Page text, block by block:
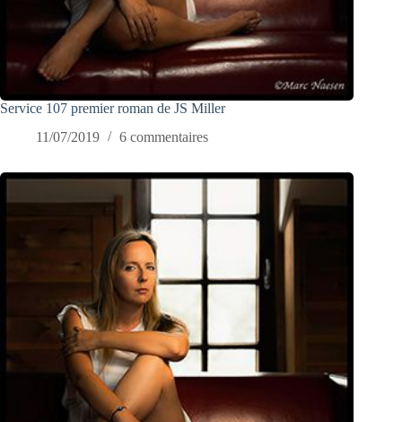
Service 107 premier roman de JS Miller
11/07/2019
6 commentaires